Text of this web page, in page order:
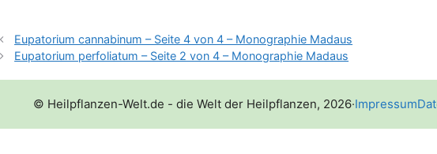
Eupatorium cannabinum – Seite 4 von 4 – Monographie Madaus
Eupatorium perfoliatum – Seite 2 von 4 – Monographie Madaus
© Heilpflanzen-Welt.de - die Welt der Heilpflanzen, 2026·Impressum